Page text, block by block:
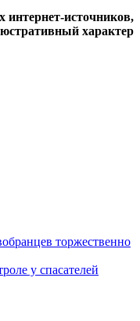
источников,
характер
торжественно
у спасателей